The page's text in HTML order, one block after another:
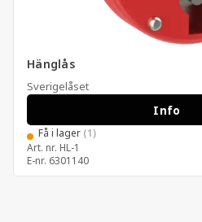
Hänglås
Sverigelåset
Info
Få i lager (1)
Art. nr. HL-1
E-nr. 6301140